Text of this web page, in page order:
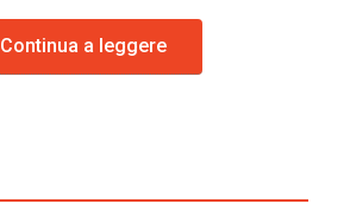
Continua a leggere